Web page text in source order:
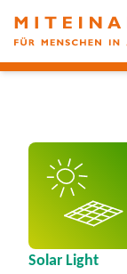
Solar Light